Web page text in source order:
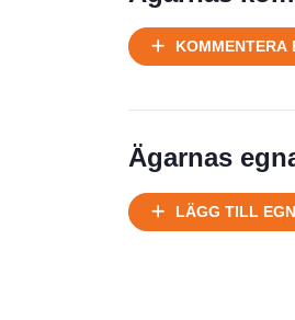
Ej körbart
på land
Försäljningsår
KOMMENTERA
Ägarnas
LÄGG TILL